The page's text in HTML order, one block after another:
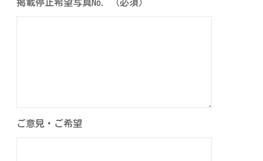
掲載停止希望写真No. （必須）
ご意見・ご希望